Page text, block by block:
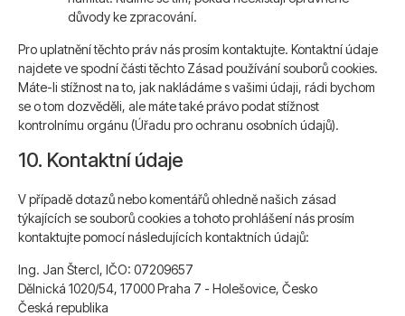
důvody ke zpracování.
Pro uplatnění těchto práv nás prosím kontaktujte. Kontaktní údaje
najdete ve spodní části těchto Zásad používání souborů cookies.
Máte-li stížnost na to, jak nakládáme s vašimi údaji, rádi bychom
se o tom dozvěděli, ale máte také právo podat stížnost
kontrolnímu orgánu (Úřadu pro ochranu osobních údajů).
10. Kontaktní údaje
V případě dotazů nebo komentářů ohledně našich zásad
týkajících se souborů cookies a tohoto prohlášení nás prosím
kontaktujte pomocí následujících kontaktních údajů:
Ing. Jan Štercl, IČO: 07209657
Dělnická 1020/54, 17000 Praha 7 - Holešovice, Česko
Česká republika